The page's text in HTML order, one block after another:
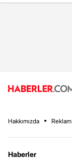
Hakkımızda Reklam
Haberler